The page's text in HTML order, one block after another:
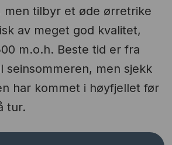
men tilbyr et øde ørretrike
av meget god kvalitet,
m.o.h. Beste tid er fra
seinsommeren, men sjekk
har kommet i høyfjellet før
tur.